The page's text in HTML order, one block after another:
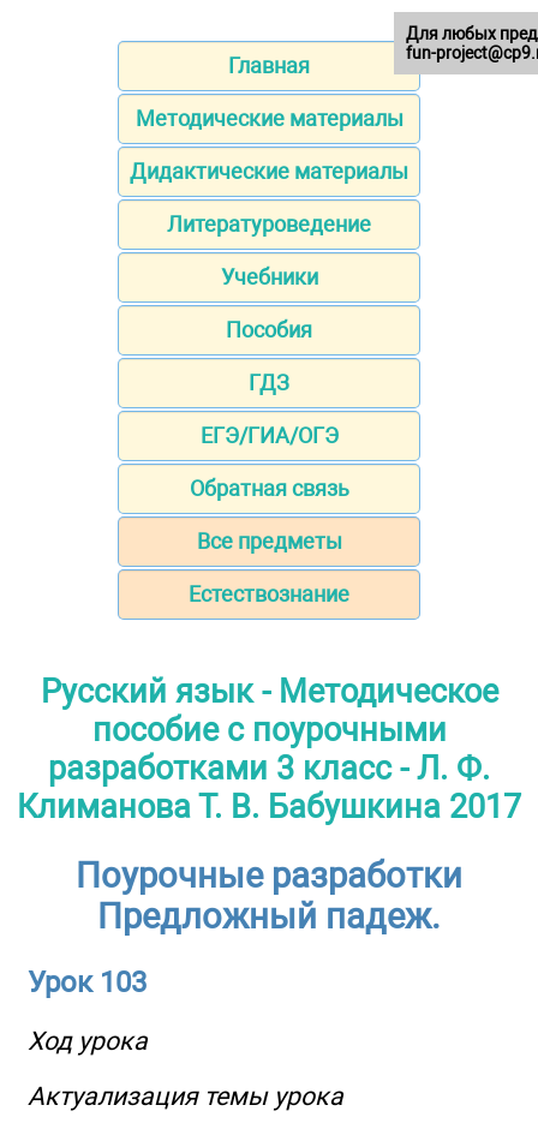
Главная
Методические материалы
Дидактические материалы
Литературоведение
Учебники
Пособия
ГДЗ
ЕГЭ/ГИА/ОГЭ
Обратная связь
Все предметы
Естествознание
Русский язык - Методическое
пособие с поурочными
разработками 3 класс - Л. Ф.
Климанова Т. В. Бабушкина 2017
Поурочные разработки
Предложный падеж.
Урок 103
Ход урока
Актуализация темы урока
Для любых
fun-